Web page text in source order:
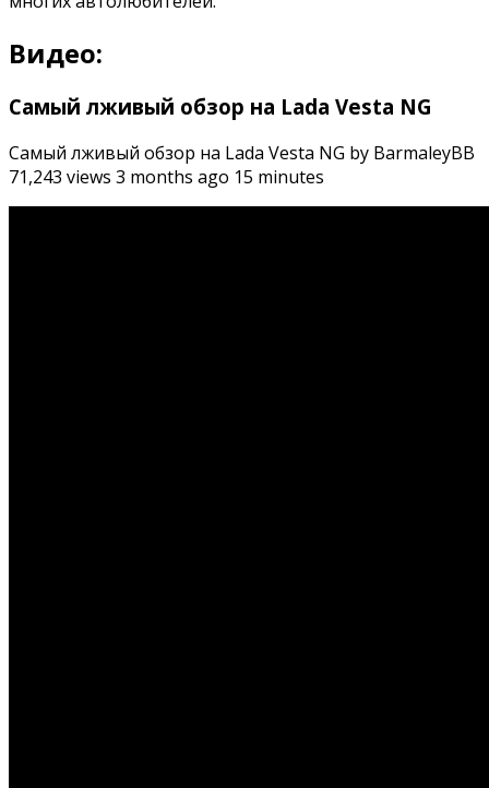
Видео:
Самый лживый обзор на Lada Vesta NG
Самый лживый обзор на Lada Vesta NG by BarmaleyBB
71,243 views 3 months ago 15 minutes